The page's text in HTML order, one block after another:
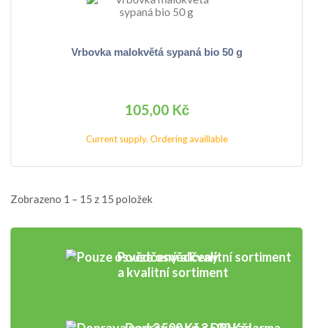
Vrbovka malokvětá sypaná bio 50 g
105,00 Kč
Current supply. Ordering availlable
Zobrazeno 1 – 15 z 15 položek
Pouze osvědčený
a kvalitní sortiment